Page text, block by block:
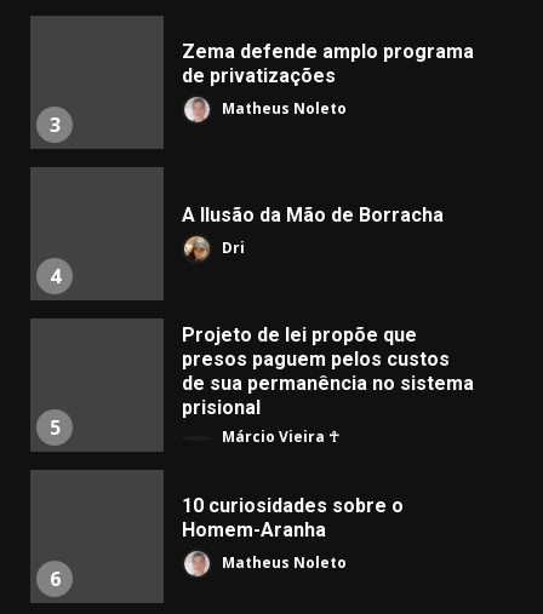
3
Zema defende amplo programa
de privatizações
Matheus Noleto
4
A Ilusão da Mão de Borracha
Dri
5
Projeto de lei propõe que
presos paguem pelos custos
de sua permanência no sistema
prisional
Márcio Vieira ☥
6
10 curiosidades sobre o
Homem-Aranha
Matheus Noleto